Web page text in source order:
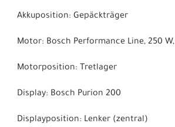
Akkuposition: Gepäckträger
Motor: Bosch Performance Line, 250
Motorposition: Tretlager
Display: Bosch Purion 200
Displayposition: Lenker (zentral)